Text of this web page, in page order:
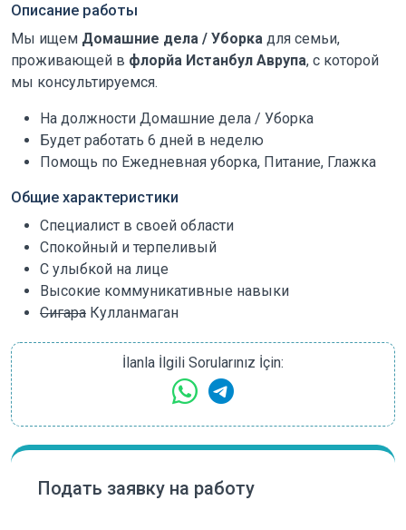
Описание работы
Мы ищем Домашние дела / Уборка для семьи,
проживающей в флорйа Истанбул Аврупа, с которой
мы консультируемся.
На должности Домашние дела / Уборка
Будет работать 6 дней в неделю
Помощь по Ежедневная уборка, Питание, Глажка
Общие характеристики
Специалист в своей области
Спокойный и терпеливый
С улыбкой на лице
Высокие коммуникативные навыки
Сигара Кулланмаган
İlanla İlgili Sorularınız İçin:
Подать заявку на работу